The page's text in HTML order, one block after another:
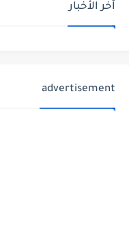
آخر الأخبار
advertisement